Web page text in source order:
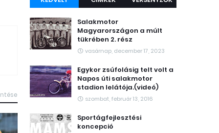
Salakmotor
Magyarországon a múlt
tükrében 2. rész
vasárnap, december 17, 2023
Egykor zsúfolásig telt volt a
Napos úti salakmotor
stadion lelátója.(videó)
szombat, február 13, 2016
Sportágfejlesztési
koncepció